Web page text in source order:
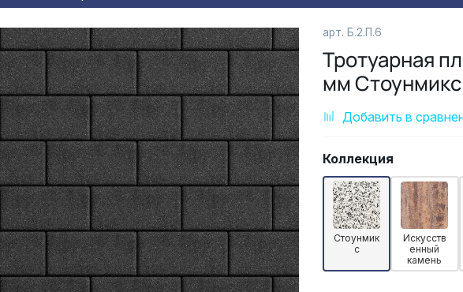
арт. Б.2.П.6
Тротуарная
мм
Добавить в
Коллекция
Стоунмик
с
Искусств
енный
камень